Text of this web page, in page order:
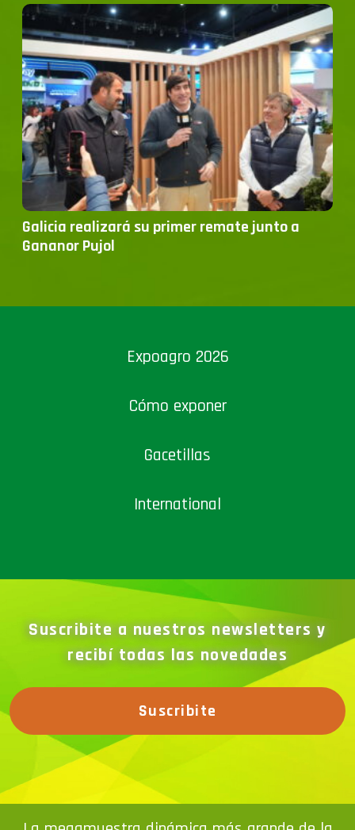
Galicia realizará su primer remate junto a
Gananor Pujol
Expoagro 2026
Cómo exponer
Gacetillas
International
Suscribite a nuestros newsletters y
recibí todas las novedades
Suscribite